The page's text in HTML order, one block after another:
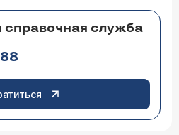
справочная служба